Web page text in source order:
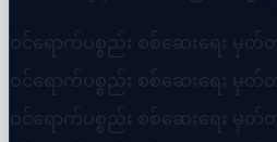
ဝင်ရောက်ပစ္စည်း စစ်ဆေးရေး မှတ်
ဝင်ရောက်ပစ္စည်း စစ်ဆေးရေး မှတ်
ဝင်ရောက်ပစ္စည်း စစ်ဆေးရေး မှတ်